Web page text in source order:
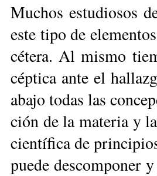
Mu­chos es­tu­dio­sos
es­te ti­po de
cé­te­ra. Al mis­mo
cép­ti­ca an­te el
aba­jo to­das las
ción de la ma­te­ria y
cien­tí­fi­ca de
pue­de